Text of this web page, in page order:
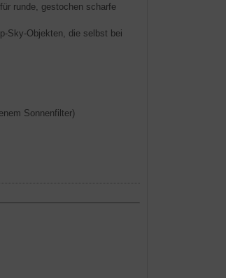
runde, gestochen scharfe
Sky-Objekten, die selbst bei
Sonnenfilter)